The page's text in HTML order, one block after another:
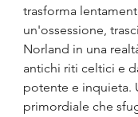
trasforma
un'ossessione,
Norland in una
antichi riti celtici e
potente e inquieta.
primordiale che